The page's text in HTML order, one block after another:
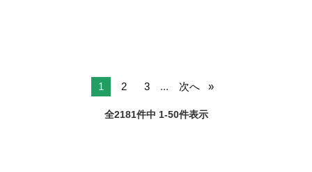
1 2 3 ... 次へ
全2181件中 1-50件表示